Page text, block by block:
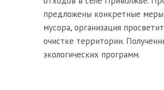
предложены конкретные меры
мусора, организация
очистке территории.
экологических программ.